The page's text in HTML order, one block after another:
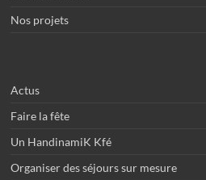
Nos projets
Actus
Faire la fête
Un HandinamiK Kfé
Organiser des séjours sur mesure